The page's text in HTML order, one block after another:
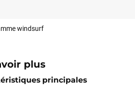
windsurf
plus
principales